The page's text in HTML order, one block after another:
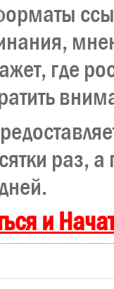
где
раз, а
и